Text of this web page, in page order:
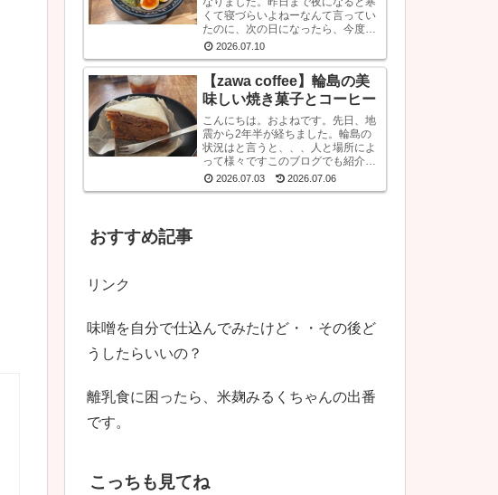
くて寝づらいよねーなんて言ってい
たのに、次の日になったら、今度は
暑くて寝られないと言っています。
困ったものです。さて、先日金沢へ
行ったとき、ひさしぶりにひとりラ
ーメンを堪能して...
2026.07.10
【zawa coffee】輪島の美
味しい焼き菓子とコーヒー
こんにちは。およねです。先日、地
震から2年半が経ちました。輪島の
状況はと言うと、、、人と場所によ
って様々ですこのブログでも紹介し
ていますが、飲食店も再開している
のでとりあえず来てほしいです。宿
2026.07.03 2026.07.06
おすすめ記事
リンク
味噌を自分で仕込んでみたけど・・その後ど
うしたらいいの？
離乳食に困ったら、米麹みるくちゃんの出番
です。
こっちも見てね